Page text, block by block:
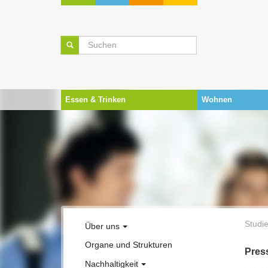
Zum Hauptinhalt springen
Skip to page footer
Essen & Trinken Wohnen
Über uns
Unsere Leistungen
Selbstverständnis
Organe und Strukturen
Nachhaltigkeit